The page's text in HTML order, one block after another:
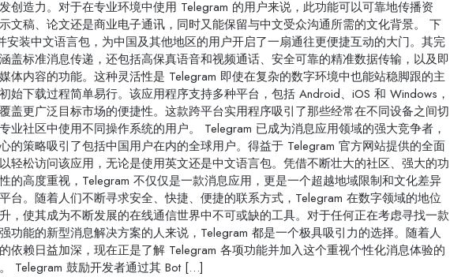
创造力。对于在专业环境中使用 Telegram 的用户来说，此功能可以可靠地传播资
文稿、论文还是商业电子通讯，同时又能保留与中文受众沟通所需的文化背景。 下
安装中文语言包，为中国及其他地区的用户开启了一扇通往更便捷互动的大门。其完
盖标准消息传递，还包括高保真语音和视频通话、安全可靠的精准数据传输，以及即
体内容的功能。这种灵活性是 Telegram 即使在复杂的数字环境中也能站稳脚跟的主
始下载过程简单易行。该应用程序支持多种平台，包括 Android、iOS 和 Windows，
盖更广泛目标市场的便捷性。这款跨平台实用程序吸引了那些经常在不同设备之间切
业社区中使用不同操作系统的用户。 Telegram 已成为消息应用领域的强大竞争者，
的策略吸引了包括中国用户在内的全球用户。得益于 Telegram 官方网站提供的全面
轻松访问该应用，无论是使用英文还是中文语言包。凭借不断壮大的社区、强大的功
的高度重视，Telegram 不仅仅是一款消息应用，更是一个超越地域限制和文化差异
台。随着人们不断寻求安全、快捷、便捷的联系方式，Telegram 在数字领域的地位
，使其成为不断发展的在线通信世界中不可或缺的工具。对于任何正在考虑寻找一款
功能的新型消息解决方案的人来说，Telegram 都是一个极具吸引力的选择。随着人
依赖日益加深，现在正是了解 Telegram 各项功能并加入这个重视个性化消息体验的
Telegram 鼓励开发者通过其 Bot […]